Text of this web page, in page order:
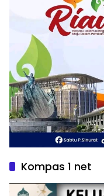
Kompas 1 net